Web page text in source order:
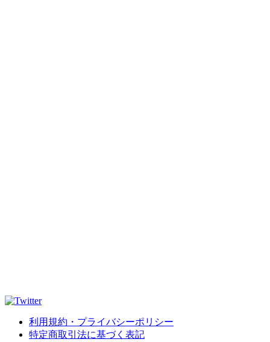
利用規約・プライバシーポリシー
特定商取引法に基づく表記